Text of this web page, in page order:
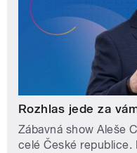
Rozhlas jede za
Zábavná show Aleše
celé České republice.